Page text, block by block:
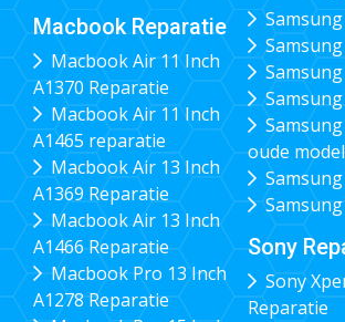
Macbook Reparatie
Macbook Air 11 Inch
A1370 Reparatie
Macbook Air 11 Inch
A1465 reparatie
Macbook Air 13 Inch
A1369 Reparatie
Macbook Air 13 Inch
A1466 Reparatie
Macbook Pro 13 Inch
A1278 Reparatie
Samsung
oude
Sony
Sony
Reparatie